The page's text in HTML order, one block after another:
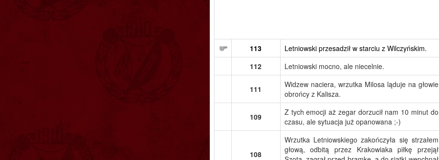
113
Letniowski przesadził w starciu z Wilczyńskim.
112
Letniowski mocno, ale niecelnie.
111
Widzew naciera, wrzutka Milosa ląduje na głowie
obrońcy z Kalisza.
109
Z tych emocji aż zegar dorzucił nam 10 minut do
czasu, ale sytuacja już opanowana ;-)
108
Wrzutka Letniowskiego zakończyła się strzałem
głową, odbitą przez Krakowiaka piłkę przejął